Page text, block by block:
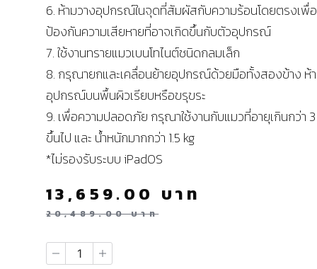
6. ห้ามวางอุปกรณ์ในจุดที่สัมผัสกับความร้อนโดยตรงเพื่อ
ป้องกันความเสียหายที่อาจเกิดขึ้นกับตัวอุปกรณ์
7. ใช้งานทรายแมวเบนโทไนต์ชนิดกลมเล็ก
8. กรุณายกและเคลื่อนย้ายอุปกรณ์ด้วยมือทั้งสองข้าง ห้
อุปกรณ์บนพื้นผิวเรียบหรือขรุขระ
9. เพื่อความปลอดภัย กรุณาใช้งานกับแมวที่อายุเกินกว่า
ขึ้นไป และ น้ำหนักมากกว่า 1.5 kg
*ไม่รองรับระบบ iPadOS
20,489.00บาท
13,659.00 บาท